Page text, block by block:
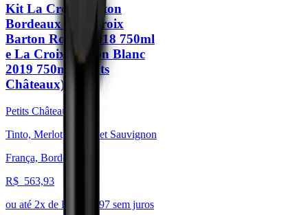
Kit La Croix Barton
Bordeaux - La Croix
Barton Rouge 2018 750ml
e La Croix Barton Blanc
2019 750ml (Petits
Châteaux)
Petits Châteaux
Tinto, Merlot, Cabernet Sauvignon
França, Bordeaux
R$ 563,93
ou até 2x de R$ 281,97 sem juros